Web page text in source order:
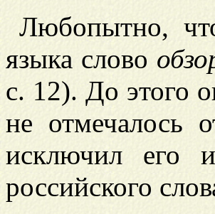
Любопытно,
языка слово
с. 12). До этого
не отмечалось
исключил его
российского